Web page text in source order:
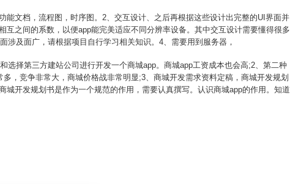
文档，流程图，时序图。2、交互设计、之后再根据这些设计出完整的UI界面并
之间的系数，以便app能完美适应不同分辨率设备。其中交互设计需要懂得很多
涉及面广，请根据项目自行学习相关知识。4、需要用到服务器，
选择第三方建站公司进行开发一个商城app。商城app工资成本也会高;2、第二种
，竞争非常大，商城价格战非常明显;3、商城开发需求资料定稿，商城开发规划
开发规划书是作为一个规范的作用，需要认真撰写。认识商城app的作用。知道